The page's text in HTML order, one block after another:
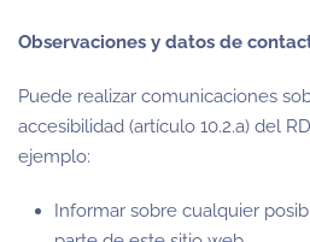
Observaciones y datos de
Puede realizar comunicaciones
accesibilidad (artículo 10.2.a) del
ejemplo:
Informar sobre cualquier